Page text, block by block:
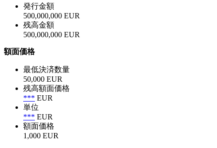
発行金額
500,000,000 EUR
残高金額
500,000,000 EUR
額面価格
最低決済数量
50,000 EUR
残高額面価格
*** EUR
単位
*** EUR
額面価格
1,000 EUR